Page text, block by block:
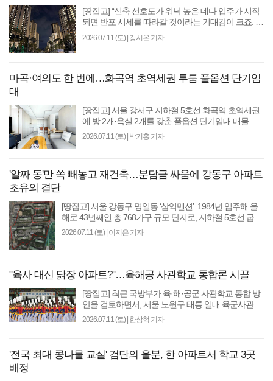
[땅집고] “신축 선호도가 워낙 높은 데다 입주가 시작
되면 반포 시세를 따라갈 것이라는 기대감이 크죠. 방
배동은 주변 인프라도 모두 재건축으로 바뀌고 있는
2026.07.11 (토)| 강시온 기자
마곡·여의도 한 번에…화곡역 초역세권 투룸 풀옵션 단기임
대
[땅집고] 서울 강서구 지하철 5호선 화곡역 초역세권
에 방 2개·욕실 2개를 갖춘 풀옵션 단기임대 매물이
나왔다. 최근 단기임대 플랫폼 단단홈즈에 등록된 ‘한
2026.07.11 (토)| 박기홍 기자
'알짜 동'만 쏙 빼놓고 재건축…분담금 싸움에 강동구 아파트
초유의 결단
[땅집고] 서울 강동구 명일동 ‘삼익맨션’. 1984년 입주해 올
해로 43년째인 총 768가구 규모 단지로, 지하철 5호선 굽은
다리역까지 걸어서 5분 걸리는 역세권이라 재건..
2026.07.11 (토)| 이지은 기자
"육사 대신 닭장 아파트?"…육해공 사관학교 통합론 시끌
[땅집고] 최근 국방부가 육·해·공군 사관학교 통합 방
안을 검토하면서, 서울 노원구 태릉 일대 육군사관학
교 이전을 통한 아파트 공급이 다시 수면 위로 떠오른
2026.07.11 (토)| 한상혁 기자
'전국 최대 콩나물 교실' 검단의 울분, 한 아파트서 학교 3곳
배정